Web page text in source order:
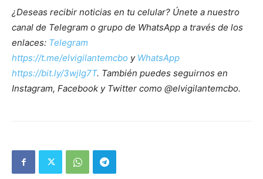
¿Deseas recibir noticias en tu celular? Únete a nuestro
canal de Telegram o grupo de WhatsApp a través de los
enlaces: Telegram
https://t.me/elvigilantemcbo y WhatsApp
https://bit.ly/3wjIg7T. También puedes seguirnos en
Instagram, Facebook y Twitter como @elvigilantemcbo.